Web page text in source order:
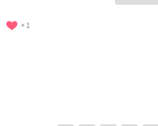
1